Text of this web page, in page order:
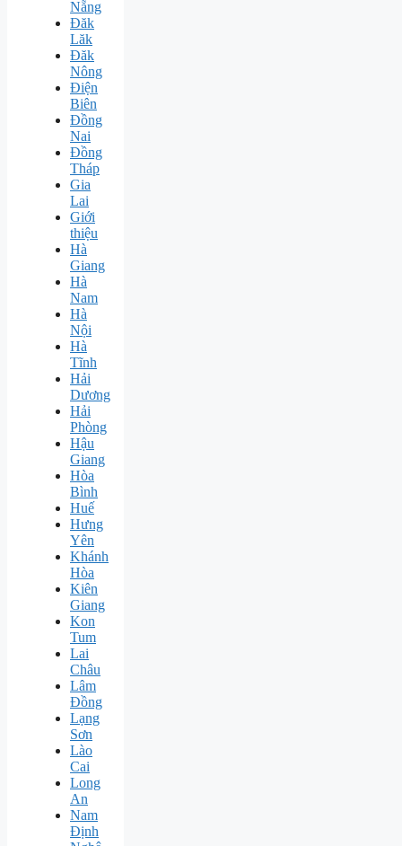
Nẵng
Đăk
Lăk
Đăk
Nông
Điện
Biên
Đồng
Nai
Đồng
Tháp
Gia
Lai
Giới
thiệu
Hà
Giang
Hà
Nam
Hà
Nội
Hà
Tĩnh
Hải
Dương
Hải
Phòng
Hậu
Giang
Hòa
Bình
Huế
Hưng
Yên
Khánh
Hòa
Kiên
Giang
Kon
Tum
Lai
Châu
Lâm
Đồng
Lạng
Sơn
Lào
Cai
Long
An
Nam
Định